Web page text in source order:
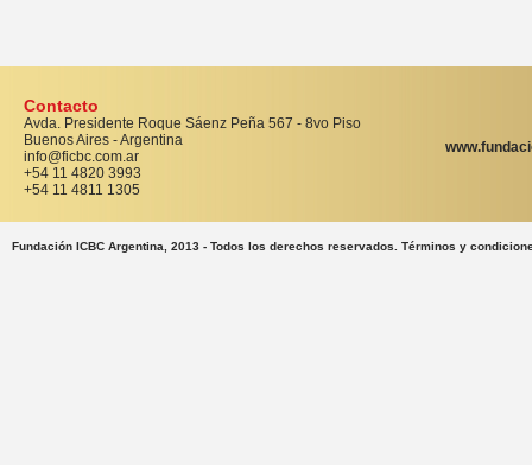
Contacto
Avda. Presidente Roque Sáenz Peña 567 - 8vo Piso
Buenos Aires - Argentina
info@ficbc.com.ar
+54 11 4820 3993
+54 11 4811 1305
Fundación ICBC Argentina, 2013 - Todos los derechos reservados. Términos y